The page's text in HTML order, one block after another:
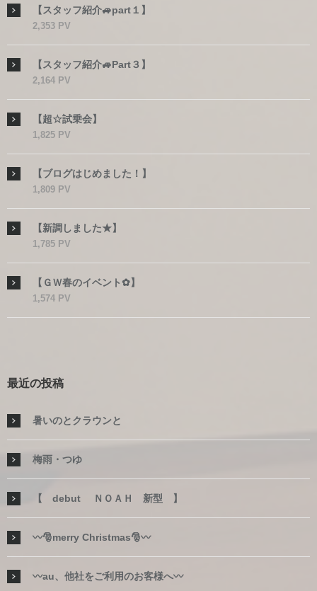
【スタッフ紹介🚙part１】
2,353 PV
【スタッフ紹介🚙Part３】
2,164 PV
【超☆試乗会】
1,825 PV
【ブログはじめました！】
1,809 PV
【新調しました★】
1,785 PV
【ＧＷ春のイベント✿】
1,574 PV
最近の投稿
暑いのとクラウンと
梅雨・つゆ
【 debut ＮＯＡＨ 新型 】
〰🎅merry Christmas🎅〰
〰au、他社をご利用のお客様へ〰